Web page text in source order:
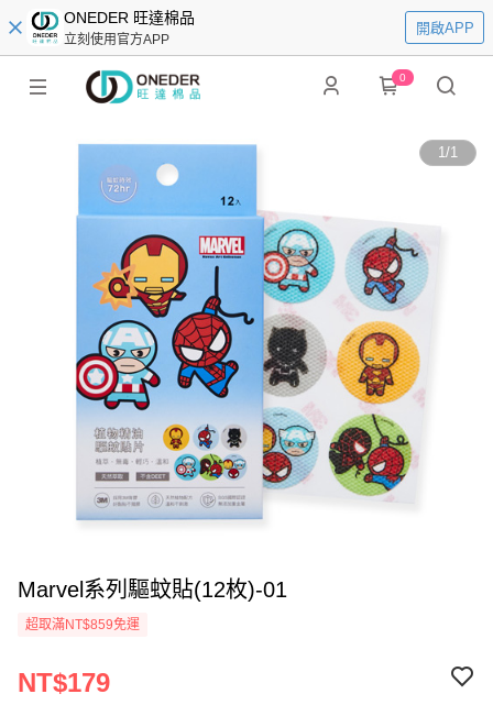
ONEDER 旺達棉品
立刻使用官方APP
開啟APP
0
1/1
Marvel系列驅蚊貼(12枚)-01
超取滿NT$859免運
NT$179